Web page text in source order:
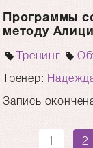
Программы
методу
Тренинг
Тренер:
Запись
1 2